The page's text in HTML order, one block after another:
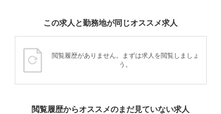
この求人と勤務地が同じオススメ求人
閲覧履歴がありません。まずは求人を閲覧しましょ
う。
閲覧履歴からオススメのまだ見ていない求人